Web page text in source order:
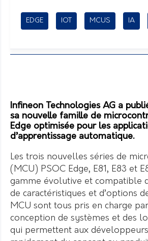
EDGE IOT MCUS IA
Infineon Technologies AG a
sa nouvelle famille de
Edge optimisée pour les
d’apprentissage automatique.
Les trois nouvelles séries de
(MCU) PSOC Edge, E81, E83 et
gamme évolutive et compatible
de caractéristiques et d’options
MCU sont tous pris en charge
conception de systèmes et des
qui permettent aux